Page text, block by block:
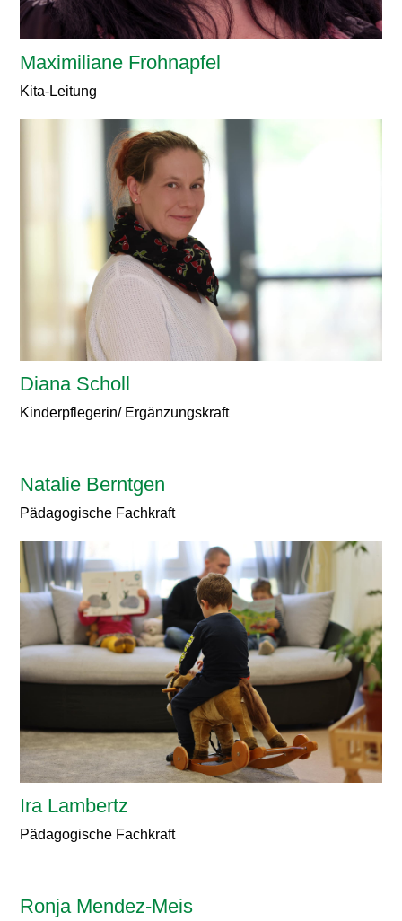
Maximiliane Frohnapfel
Kita-Leitung
Diana Scholl
Kinderpflegerin/ Ergänzungskraft
Natalie Berntgen
Pädagogische Fachkraft
Ira Lambertz
Pädagogische Fachkraft
Ronja Mendez-Meis